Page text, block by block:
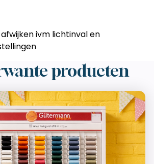
ivm lichtinval en
producten